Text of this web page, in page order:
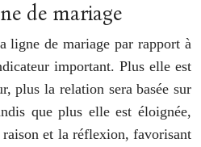
de mariage
ligne de mariage par rapport à
important. Plus elle est
plus la relation sera basée sur
que plus elle est éloignée,
raison et la réflexion, favorisant